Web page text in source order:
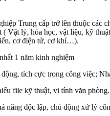
Trung cấp trở lên thuộc các
( Vật lý, hóa học, vật liệu, kỹ
cơ điện tử, cơ khí…).
1 năm kinh nghiệm
tích cực trong công việc;
file kỹ thuật, vi tính văn phòng.
năng độc lập, chủ động xử lý